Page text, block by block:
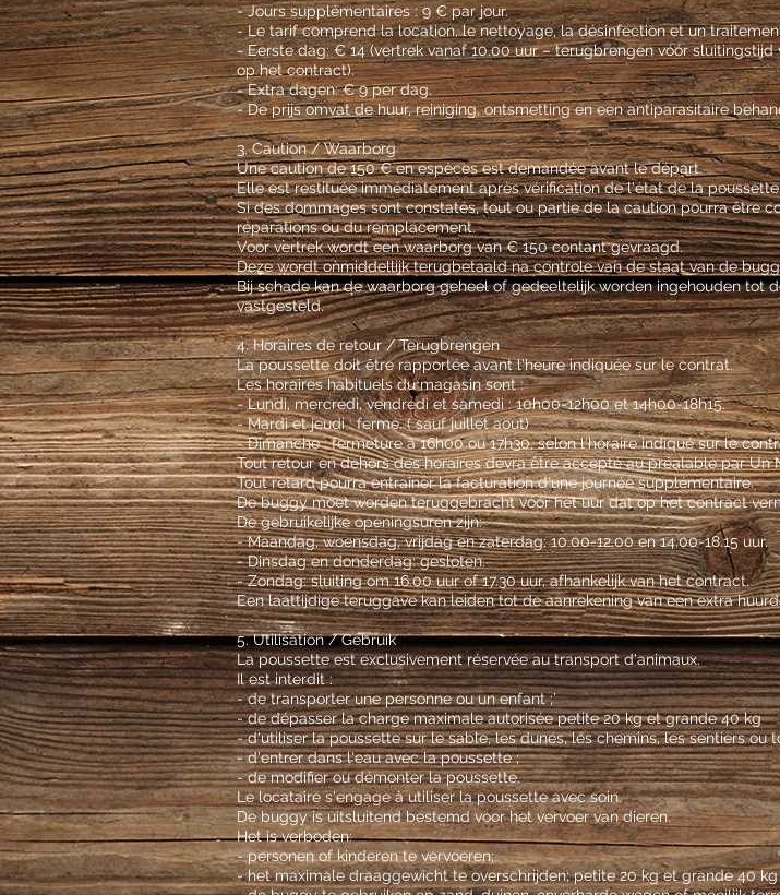
- Jours supplémentaires : 9 € par jour.
- Le tarif comprend la location, le nettoyage, la désinfection et un
- Eerste dag: € 14 (vertrek vanaf 10.00 uur – terugbrengen vóór
op het contract).
- Extra dagen: € 9 per dag.
- De prijs omvat de huur, reiniging, ontsmetting en een antiparasitaire
3. Caution / Waarborg
Une caution de 150 € en espèces est demandée avant le départ.
Elle est restituée immédiatement après vérification de l'état de la
Si des dommages sont constatés, tout ou partie de la caution pourra être
réparations ou du remplacement.
Voor vertrek wordt een waarborg van € 150 contant gevraagd.
Deze wordt onmiddellijk terugbetaald na controle van de staat van de
Bij schade kan de waarborg geheel of gedeeltelijk worden ingehouden tot
vastgesteld.
4. Horaires de retour / Terugbrengen
La poussette doit être rapportée avant l'heure indiquée sur le contrat.
Les horaires habituels du magasin sont :
- Lundi, mercredi, vendredi et samedi : 10h00-12h00 et 14h00-18h15.
- Mardi et jeudi : fermé. ( sauf juillet aout)
- Dimanche : fermeture à 16h00 ou 17h30, selon l'horaire indiqué sur le
Tout retour en dehors des horaires devra être accepté au préalable par Un
Tout retard pourra entraîner la facturation d'une journée supplémentaire.
De buggy moet worden teruggebracht vóór het uur dat op het contract
De gebruikelijke openingsuren zijn:
- Maandag, woensdag, vrijdag en zaterdag: 10.00-12.00 en 14.00-18.15 uur.
- Dinsdag en donderdag: gesloten.
- Zondag: sluiting om 16.00 uur of 17.30 uur, afhankelijk van het contract.
Een laattijdige teruggave kan leiden tot de aanrekening van een extra
5. Utilisation / Gebruik
La poussette est exclusivement réservée au transport d'animaux.
Il est interdit :
- de transporter une personne ou un enfant ;’
- de dépasser la charge maximale autorisée petite 20 kg et grande 40 kg
- d'utiliser la poussette sur le sable, les dunes, les chemins, les sentiers ou
- d'entrer dans l'eau avec la poussette ;
- de modifier ou démonter la poussette.
Le locataire s'engage à utiliser la poussette avec soin.
De buggy is uitsluitend bestemd voor het vervoer van dieren.
Het is verboden:
- personen of kinderen te vervoeren;
- het maximale draaggewicht te overschrijden; petite 20 kg et grande 40 kg